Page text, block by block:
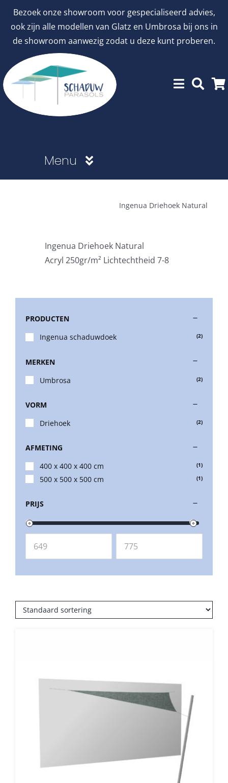
Bezoek onze showroom voor gespecialiseerd advies,
ook zijn alle modellen van Glatz en Umbrosa bij ons in
de showroom aanwezig zodat u deze kunt proberen.
inhoud
Menu
Stokparasols
Horeca parasols
Snel leverbaar
Beschermhoezen
Verlichting
Umbrosa en Paraflex parasoldoeken
Ingenua Driehoek Natural
Ingenua Driehoek Natural
Acryl 250gr/m² Lichtechtheid 7-8
PRODUCTEN
Ingenua schaduwdoek
(2)
MERKEN
Umbrosa
(2)
VORM
Driehoek
(2)
AFMETING
400 x 400 x 400 cm
(1)
500 x 500 x 500 cm (1)
PRIJS